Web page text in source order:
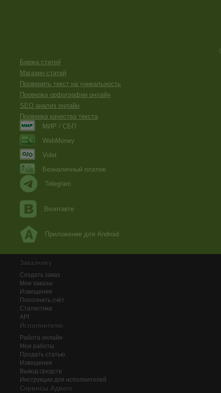
Биржа статей
Магазин статей
Проверить текст на уникальность
Проверка орфографии онлайн
SEO анализ онлайн
Проверка качества текста
МИР / СБП
WebMoney
Volet
Безналичный платеж
Telegram
Вконтакте
Приложение для Android
Заказчику
Создать заказ
Мои заказы
Извещения
Пополнить счёт
Статистика
API
Исполнителю
Работа онлайн
Мои работы
Продать статью
Извещения
Вывод средств
Инструкции для исполнителей
Сервисы Адвего